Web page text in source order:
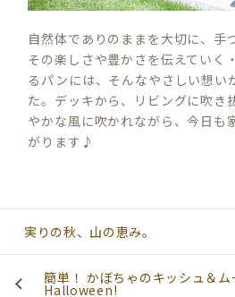
自然体でありのままを大切に、手
その楽しさや豊かさを伝えていく
るパンには、そんなやさしい想い
た。デッキから、リビングに吹き
やかな風に吹かれながら、今日も
がります♪
実りの秋、山の恵み。
簡単！ かぼちゃのキッシュ＆
Halloween!